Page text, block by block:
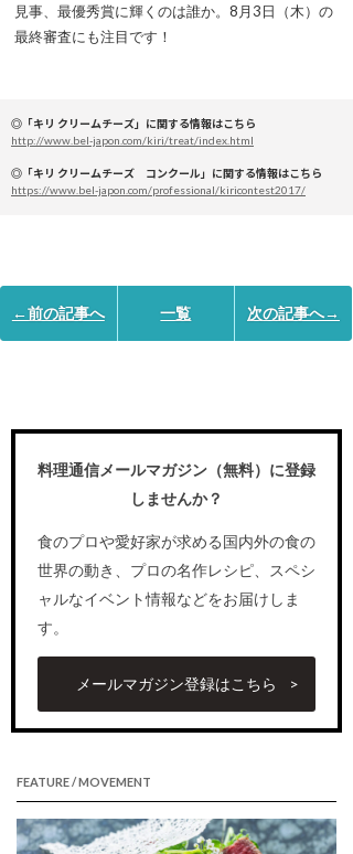
見事、最優秀賞に輝くのは誰か。8月3日（木）の
最終審査にも注目です！
◎「キリ クリームチーズ」に関する情報はこちら
http://www.bel-japon.com/kiri/treat/index.html
◎「キリ クリームチーズ コンクール」に関する情報はこちら
https://www.bel-japon.com/professional/kiricontest2017/
←前の記事へ 一覧 次の記事へ→
料理通信メールマガジン（無料）に登録
しませんか？
食のプロや愛好家が求める国内外の食の
世界の動き、プロの名作レシピ、スペシ
ャルなイベント情報などをお届けしま
す。
メールマガジン登録はこちら
FEATURE / MOVEMENT